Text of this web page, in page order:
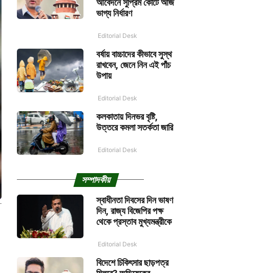
আবেদনে সুপ্রিম কোর্টে আজ
ভাগ্য নির্ধারণ
Editorial Desk
বর্ষায় বাচ্চাদের কীভাবে সুস্থ
রাখবেন, জেনে নিন এই পাঁচ
উপায়
Editorial Desk
কলকাতায় দিনভর বৃষ্টি,
উত্তরে কমলা সতর্কতা জারি
Editorial Desk
সম্পাদকীয়
স্বাধীনতা দিবসের দিন ভাষণ
দিন, রাজ্য বিজেপির পক্ষ
থেকে প্রস্তাব মুখ্যমন্ত্রীকে
Editorial Desk
বিদেশে চিকিৎসার ছাড়পত্র